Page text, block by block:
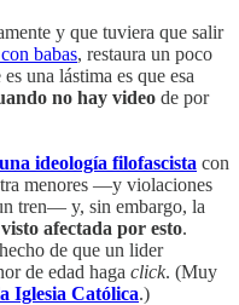
y que tuviera que salir
babas, restaura un poco
una lástima es que esa
no hay video de por
ideología filofascista con
menores —y violaciones
tren— y, sin embargo, la
afectada por esto.
de que un lider
de edad haga click. (Muy
Iglesia Católica.)